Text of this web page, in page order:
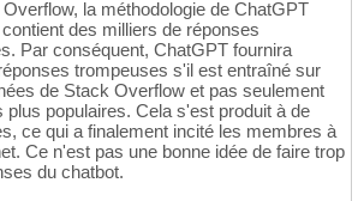
la méthodologie de ChatGPT
des milliers de réponses
Par conséquent, ChatGPT fournira
trompeuses s'il est entraîné sur
de Stack Overflow et pas seulement
populaires. Cela s'est produit à de
ce qui a finalement incité les membres à
Ce n'est pas une bonne idée de faire trop
du chatbot.